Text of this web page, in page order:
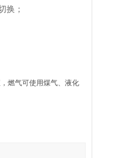
换；
燃气可使用煤气、液化